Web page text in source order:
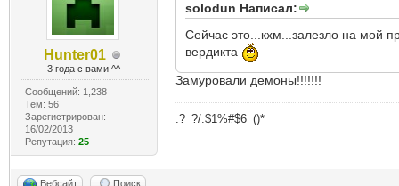
Hunter01
3 года с вами ^^
Сообщений: 1,238
Тем: 56
Зарегистрирован:
16/02/2013
Репутация: 25
solodun Написал:
Сейчас это...кхм...залезло на мой
вердикта
Замуровали демоны!!!!!!!
.?_?/.$1%#$6_()*
Вебсайт Поиск